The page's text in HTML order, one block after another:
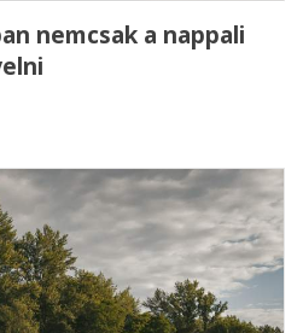
nemcsak a nappali